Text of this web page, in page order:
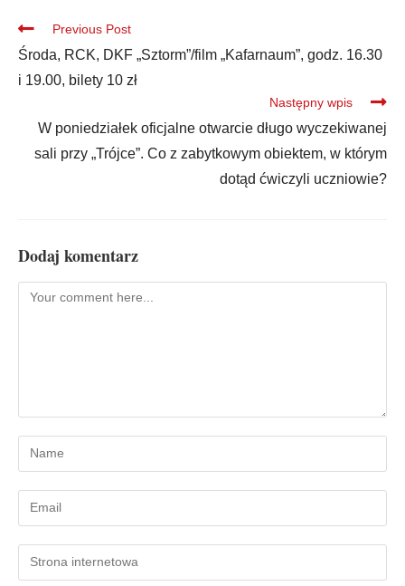
Previous Post
Środa, RCK, DKF „Sztorm”/film „Kafarnaum”, godz. 16.30
i 19.00, bilety 10 zł
Następny wpis
W poniedziałek oficjalne otwarcie długo wyczekiwanej
sali przy „Trójce”. Co z zabytkowym obiektem, w którym
dotąd ćwiczyli uczniowie?
Dodaj komentarz